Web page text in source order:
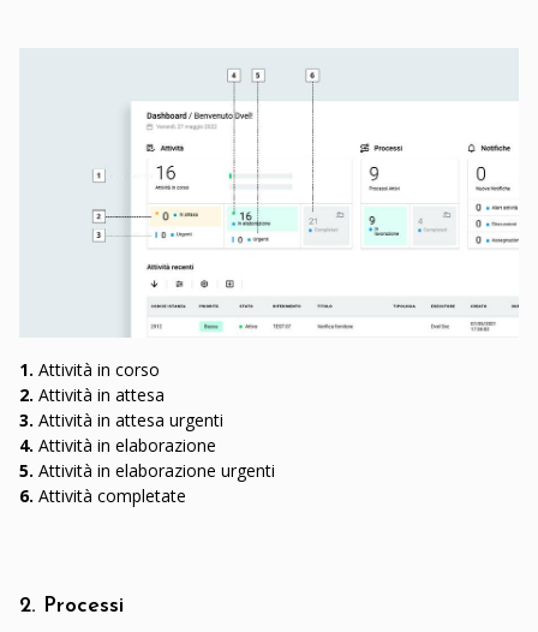
1. Attività in corso
2. Attività in attesa
3. Attività in attesa urgenti
4. Attività in elaborazione
5. Attività in elaborazione urgenti
6. Attività completate
2. Processi